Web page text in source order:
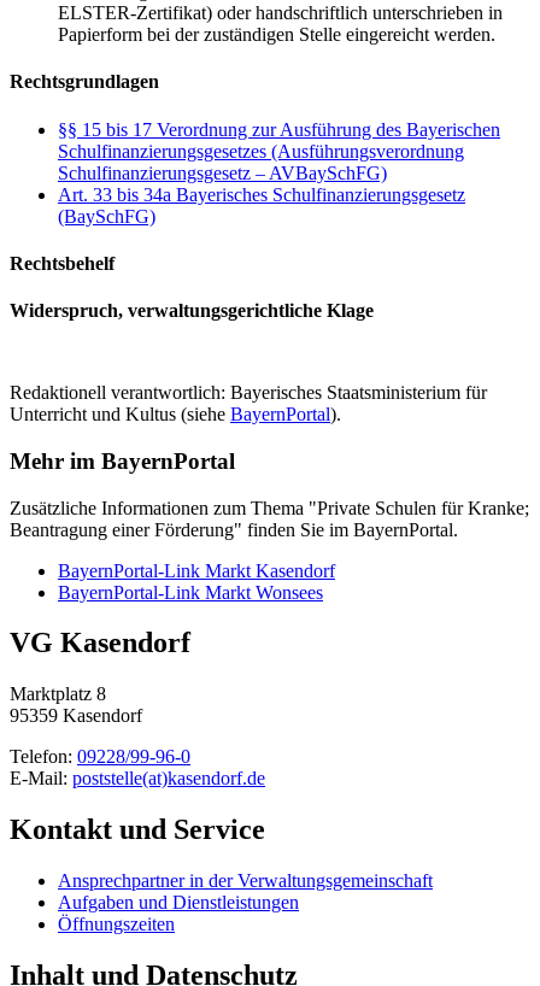
ELSTER-Zertifikat) oder handschriftlich unterschrieben in
Papierform bei der zuständigen Stelle eingereicht werden.
Rechtsgrundlagen
§§ 15 bis 17 Verordnung zur Ausführung des Bayerischen
Schulfinanzierungsgesetzes (Ausführungsverordnung
Schulfinanzierungsgesetz – AVBaySchFG)
Art. 33 bis 34a Bayerisches Schulfinanzierungsgesetz
(BaySchFG)
Rechtsbehelf
Widerspruch, verwaltungsgerichtliche Klage
Redaktionell verantwortlich: Bayerisches Staatsministerium für
Unterricht und Kultus (siehe BayernPortal).
Mehr im BayernPortal
Zusätzliche Informationen zum Thema "Private Schulen für Kranke;
Beantragung einer Förderung" finden Sie im BayernPortal.
BayernPortal-Link Markt Kasendorf
BayernPortal-Link Markt Wonsees
VG Kasendorf
Marktplatz 8
95359 Kasendorf
Telefon: 09228/99-96-0
E-Mail: poststelle(at)kasendorf.de
Kontakt und Service
Ansprechpartner in der Verwaltungsgemeinschaft
Aufgaben und Dienstleistungen
Öffnungszeiten
Inhalt und Datenschutz